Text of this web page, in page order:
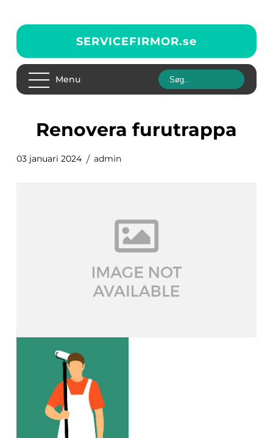
SERVICEFIRMOR.se
Menu
renovera furutrappa
03 januari 2024 admin